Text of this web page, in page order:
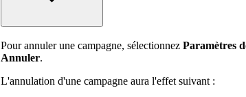
Pour annuler une campagne, sélectionnez Paramètres
Annuler.
L'annulation d'une campagne aura l'effet suivant :